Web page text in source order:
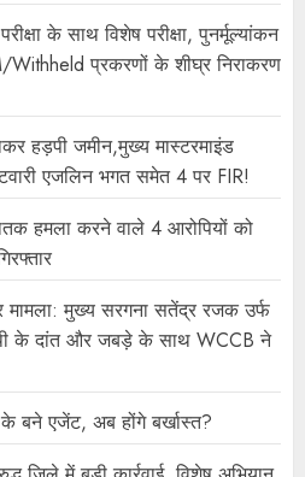
के साथ विशेष परीक्षा, पुनर्मूल्यांकन
Withheld प्रकरणों के शीघ्र निराकरण
हड़पी जमीन,मुख्य मास्टरमाइंड
एजलिन भगत समेत 4 पर FIR!
हमला करने वाले 4 आरोपियों को
मामला: मुख्य सरगना सतेंद्र रजक उर्फ
के दांत और जबड़े के साथ WCCB ने
के बने एजेंट, अब होंगे बर्खास्त?